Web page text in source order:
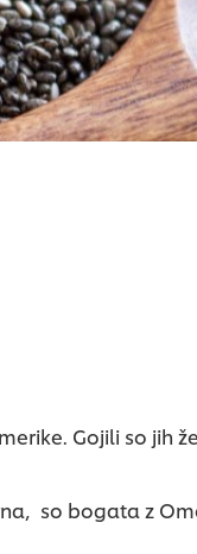
Gojili so jih
so bogata z